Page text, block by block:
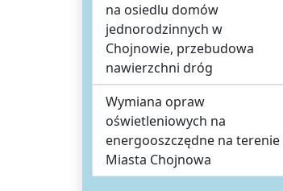
na osiedlu domów
jednorodzinnych w
Chojnowie, przebudowa
nawierzchni dróg
Wymiana opraw
oświetleniowych na
energooszczędne na terenie
Miasta Chojnowa